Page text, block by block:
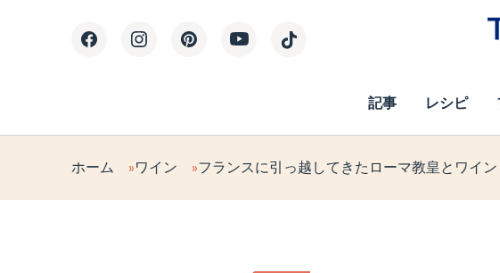
記事 レシピ
ホーム ワイン フランスに引っ越してきたローマ教皇とワイン